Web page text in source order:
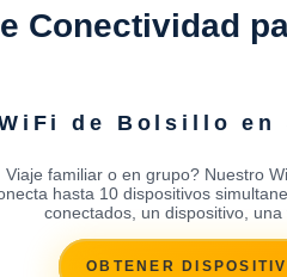
Conectividad
de Bolsillo en
Viaje familiar o en grupo? Nuestro
hasta 10 dispositivos
conectados, un dispositivo, una
OBTENER